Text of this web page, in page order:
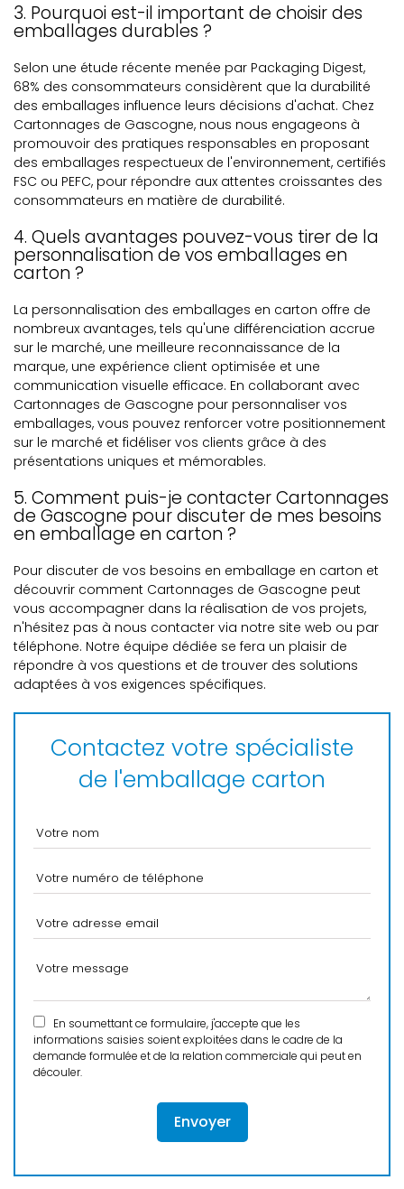
3. Pourquoi est-il important de choisir des
emballages durables ?
Selon une étude récente menée par Packaging Digest,
68% des consommateurs considèrent que la durabilité
des emballages influence leurs décisions d'achat. Chez
Cartonnages de Gascogne, nous nous engageons à
promouvoir des pratiques responsables en proposant
des emballages respectueux de l'environnement, certifiés
FSC ou PEFC, pour répondre aux attentes croissantes des
consommateurs en matière de durabilité.
4. Quels avantages pouvez-vous tirer de la
personnalisation de vos emballages en
carton ?
La personnalisation des emballages en carton offre de
nombreux avantages, tels qu'une différenciation accrue
sur le marché, une meilleure reconnaissance de la
marque, une expérience client optimisée et une
communication visuelle efficace. En collaborant avec
Cartonnages de Gascogne pour personnaliser vos
emballages, vous pouvez renforcer votre positionnement
sur le marché et fidéliser vos clients grâce à des
présentations uniques et mémorables.
5. Comment puis-je contacter Cartonnages
de Gascogne pour discuter de mes besoins
en emballage en carton ?
Pour discuter de vos besoins en emballage en carton et
découvrir comment Cartonnages de Gascogne peut
vous accompagner dans la réalisation de vos projets,
n'hésitez pas à nous contacter via notre site web ou par
téléphone. Notre équipe dédiée se fera un plaisir de
répondre à vos questions et de trouver des solutions
adaptées à vos exigences spécifiques.
Contactez votre spécialiste
de l'emballage carton
En soumettant ce formulaire, j'accepte que les
informations saisies soient exploitées dans le cadre de la
demande formulée et de la relation commerciale qui peut en
découler.